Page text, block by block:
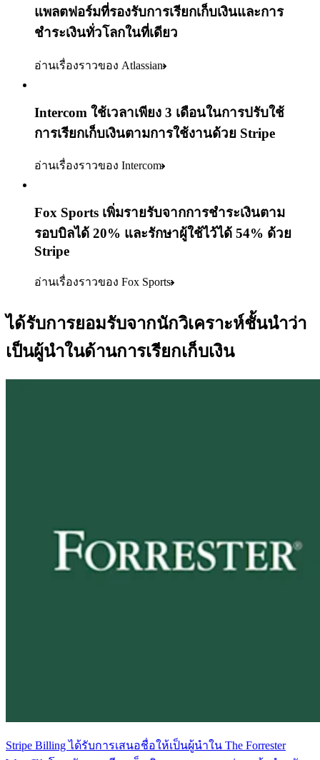
แพลตฟอร์มที่รองรับการเรียกเก็บเงินและการ
ชำระเงินทั่วโลกในที่เดียว
อ่านเรื่องราวของ Atlassian
Intercom ใช้เวลาเพียง 3 เดือนในการปรับใช้
การเรียกเก็บเงินตามการใช้งานด้วย Stripe
อ่านเรื่องราวของ Intercom
Fox Sports เพิ่มรายรับจากการชำระเงินตาม
รอบบิลได้ 20% และรักษาผู้ใช้ไว้ได้ 54% ด้วย
Stripe
อ่านเรื่องราวของ Fox Sports
ได้รับการยอมรับจากนักวิเคราะห์ชั้นนำว่า
เป็นผู้นำในด้านการเรียกเก็บเงิน
Stripe Billing ได้รับการเสนอชื่อให้เป็นผู้นำใน The Forrester